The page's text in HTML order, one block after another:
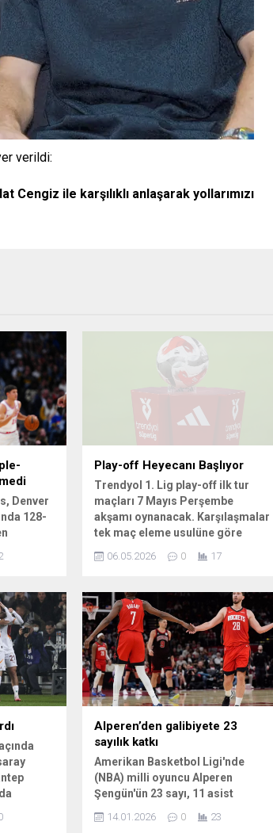
verildi:
ile karşılıklı anlaşarak yollarımızı
Denver
128-
yeterli
Play-off Heyecanı Başlıyor
Trendyol 1. Lig play-off ilk tur
maçları 7 Mayıs Perşembe
akşamı oynanacak. Karşılaşmalar
tek maç eleme usulüne göre
yarı finale yükselecek. Program,
bilgileriyle birlikte şu şekilde ilan
edildi: Maç Programı 20.00 Arca
Çorum FK – Emre Gökdemir
İnşaat Ankara Keçiörengücü...
06.05.2026 0 17
Alperen’den galibiyete 23
sayılık katkı
Amerikan Basketbol Ligi'nde
(NBA) milli oyuncu Alperen
Şengün'ün 23 sayı, 11 asist
kaydettiği maçta Houston
Rockets, sahasında Chicago
14.01.2026 0 23